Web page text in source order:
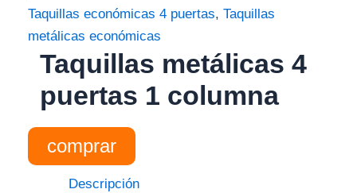
Taquillas económicas 4 puertas, Taquillas
metálicas económicas
Taquillas metálicas 4
puertas 1 columna
comprar
Descripción